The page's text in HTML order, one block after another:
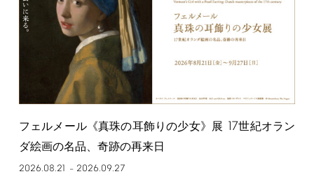
フェルメール《真珠の耳飾りの少女》展 17世紀オラン
ダ絵画の名品、奇跡の再来日
2026.08.21 – 2026.09.27